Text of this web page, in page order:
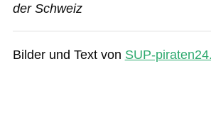
der Schweiz
Bilder und Text von SUP-